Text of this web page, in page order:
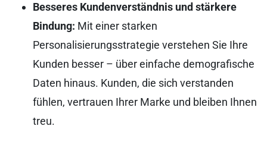
Besseres Kundenverständnis und stärkere
Bindung: Mit einer starken
Personalisierungsstrategie verstehen Sie Ihre
Kunden besser – über einfache demografische
Daten hinaus. Kunden, die sich verstanden
fühlen, vertrauen Ihrer Marke und bleiben Ihnen
treu.